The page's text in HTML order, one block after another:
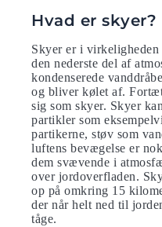
Hvad er skyer?
Skyer er i
den nederste del af
kondenserede
og bliver kølet af.
sig som skyer. Skyer
partikler som
partikerne, støv som
luftens bevægelse er
dem svævende i
over jordoverfladen.
op på omkring 15
der når helt ned til
tåge.